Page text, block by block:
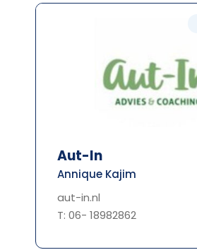
Aut-In
Annique Kajim
aut-in.nl
T: 06- 18982862